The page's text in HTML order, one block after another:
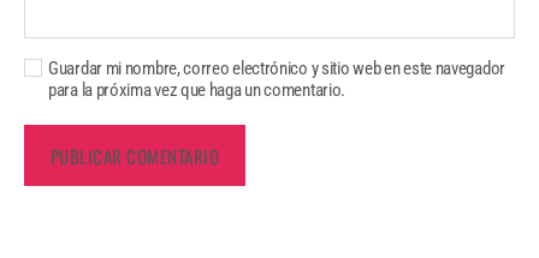
Guardar mi nombre, correo electrónico y sitio web en este navegador
para la próxima vez que haga un comentario.